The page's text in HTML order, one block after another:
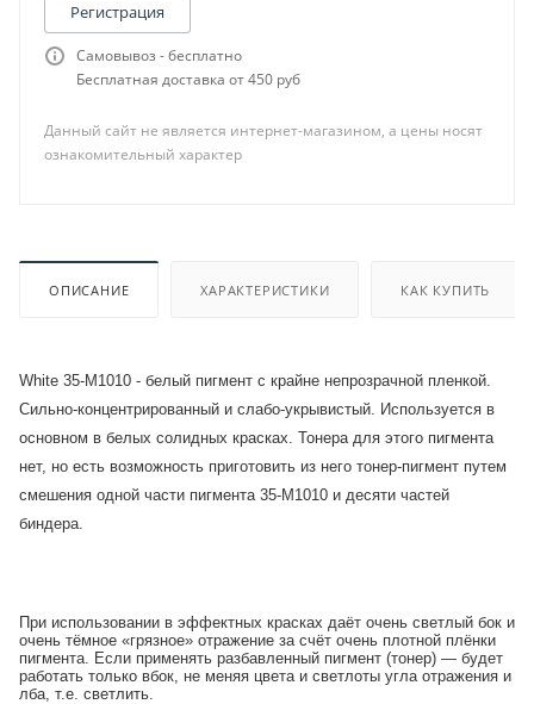
Регистрация
Самовывоз - бесплатно
Бесплатная доставка от 450 руб
Данный сайт не является интернет-магазином, а цены носят
ознакомительный характер
ОПИСАНИЕ ХАРАКТЕРИСТИКИ КАК КУПИТЬ
White 35-М1010 - белый пигмент с крайне непрозрачной пленкой.
Сильно-концентрированный и слабо-укрывистый. Используется в
основном в белых солидных красках. Тонера для этого пигмента
нет, но есть возможность приготовить из него тонер-пигмент путем
смешения одной части пигмента 35-М1010 и десяти частей
биндера.
При использовании в эффектных красках даёт очень светлый бок и
очень тёмное «грязное» отражение за счёт очень плотной плёнки
пигмента. Если применять разбавленный пигмент (тонер) — будет
работать только вбок, не меняя цвета и светлоты угла отражения и
лба, т.е. светлить.